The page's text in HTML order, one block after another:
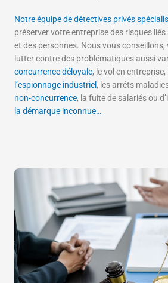
Notre équipe de détectives privés
préserver votre entreprise des risques
et des personnes. Nous vous
lutter contre des problématiques aussi
concurrence déloyale, le vol en
l’espionnage industriel, les arrêts
non-concurrence, la fuite de salariés ou
la démarque inconnue…